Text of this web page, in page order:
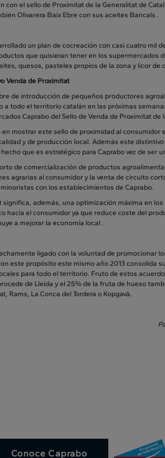
el sello de Proximitat de la Generalitat de
Olivarera Baix Ebre con sus aceites Bancals .
un plan de cocreación con casi cuatro mil
que quisieran tener en los supermercados
quesos, pasteles propios de la zona y licor de
Venda de Proximitat
de introducción de pequeños productores
a todo el territorio catalán en las próximas
Caprabo del Sello de Venda de Proximitat de
mostrar este sello de proximidad al consumidor
y de producción local. Además este
que es estratégico para Caprabo vez de ser
de comercialización de productos
agrarias al consumidor y la venta de circuito
con los establecimientos de Caprabo.
significa, además, una optimización máxima en
hacia el consumidor ya que reduce coste del
a mejorar la economía local .
ligado con la voluntad de promocionar
este propósito este mismo año 2013 consolida
para todo el territorio. Fruto de estos
de Lleida y el 25% de la fruta de hueso
Rams, La Conca del Tordera o Kopgavà.
Conoce Caprabo